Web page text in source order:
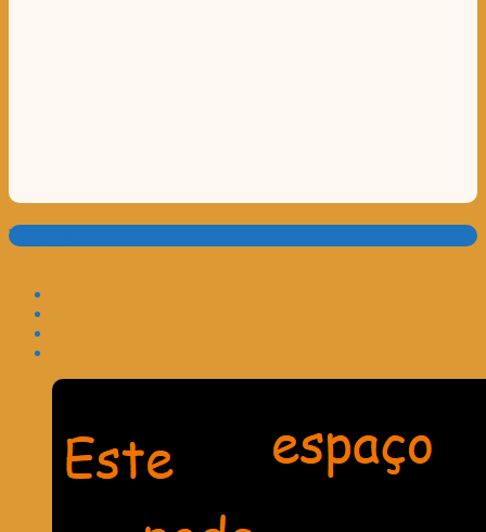
Translate: